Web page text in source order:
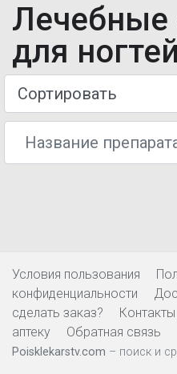
Лечебные
для ногтей
Условия пользования
конфиденциальности
сделать заказ?
Контакты
аптеку
Обратная связь
Poisklekarstv.com – поиск и